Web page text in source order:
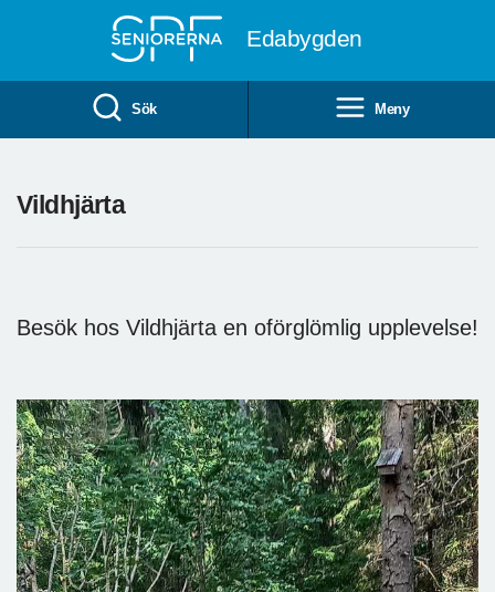
Edabygden
Sök Meny
Vildhjärta
Besök hos Vildhjärta en oförglömlig upplevelse!